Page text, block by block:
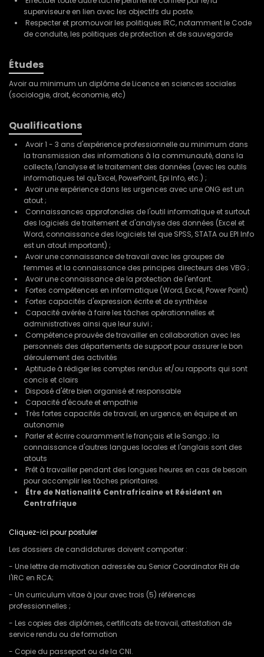
superviseur·e en lien avec les objectifs du poste.
Respecter et promouvoir les politiques IRC, notamment le Code
de conduite, les politiques de protection et de sauvegarde
Études
Avoir au minimum un diplôme de Licence en sciences sociales
(sociologie, droit, économie, etc)
Qualifications
Avoir 1 - 3 ans d'expérience professionnelle au minimum dans
la transmission des informations à la communauté, dans la
collecte, l'analyse et le traitement des données (avec les outils
informatiques tel qu'Excel, PowerPoint, Epi Info, etc.) ;
Avoir une expérience dans les urgences avec une ONG est un
atout ;
Connaissances approfondies de l'outil informatique et surtout
des logiciels de traitement et d'analyse des données (Excel et
Word, connaissance des logiciels tel que SPSS, STATA ou EPI Info
est un atout important) ;
Avoir une connaissance de travail avec les groupes de
femmes et la connaissance des principes directeurs des VBG ;
Avoir une connaissance de la protection de l'enfant.
Fortes compétences en informatique (Word, Excel, Power Point)
Fortes capacités d'expression écrite et de synthèse
Capacité avérée à faire les tâches opérationnelles et
administratives ainsi que leur suivi ;
Compétence prouvée de travailler en collaboration avec les
personnels des départements de support pour assurer le bon
déroulement des activités
Aptitude à rédiger les comptes rendus et/ou rapports qui sont
concis et clairs
Disposé d'être bien organisé et responsable
Capacité d'écoute et empathie
Très fortes capacités de travail, en urgence, en équipe et en
autonomie
Parler et écrire couramment le français et le Sango ; la
connaissance d'autres langues locales et l'anglais sont des
atouts
Prêt à travailler pendant des longues heures en cas de besoin
pour accomplir les tâches prioritaires.
Être de Nationalité Centrafricaine et Résident en
Centrafrique
Cliquez-ici pour postuler
Les dossiers de candidatures doivent comporter :
- Une lettre de motivation adressée au Senior Coordinator RH de
l'IRC en RCA;
- Un curriculum vitae à jour avec trois (5) références
professionnelles ;
- Les copies des diplômes, certificats de travail, attestation de
service rendu ou de formation
- Copie du passeport ou de la CNI.